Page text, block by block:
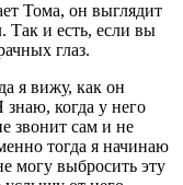
Тома, он выглядит
Так и есть, если вы
глаз.
я вижу, как он
когда у него
звонит сам и не
тогда я начинаю
могу выбросить эту